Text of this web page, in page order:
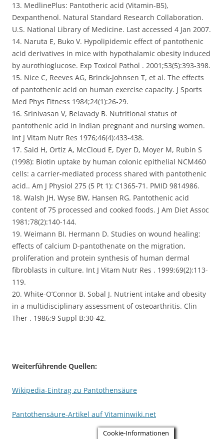
13. MedlinePlus: Pantotheric acid (Vitamin-B5),
Dexpanthenol. Natural Standard Research Collaboration.
U.S. National Library of Medicine. Last accessed 4 Jan 2007.
14. Naruta E, Buko V. Hypolipidemic effect of pantothenic
acid derivatives in mice with hypothalamic obesity induced
by aurothioglucose. Exp Toxicol Pathol . 2001;53(5):393-398.
15. Nice C, Reeves AG, Brinck-Johnsen T, et al. The effects
of pantothenic acid on human exercise capacity. J Sports
Med Phys Fitness 1984;24(1):26-29.
16. Srinivasan V, Belavady B. Nutritional status of
pantothenic acid in Indian pregnant and nursing women.
Int J Vitam Nutr Res 1976;46(4):433-438.
17. Said H, Ortiz A, McCloud E, Dyer D, Moyer M, Rubin S
(1998): Biotin uptake by human colonic epithelial NCM460
cells: a carrier-mediated process shared with pantothenic
acid.. Am J Physiol 275 (5 Pt 1): C1365-71. PMID 9814986.
18. Walsh JH, Wyse BW, Hansen RG. Pantothenic acid
content of 75 processed and cooked foods. J Am Diet Assoc
1981;78(2):140-144.
19. Weimann BI, Hermann D. Studies on wound healing:
effects of calcium D-pantothenate on the migration,
proliferation and protein synthesis of human dermal
fibroblasts in culture. Int J Vitam Nutr Res . 1999;69(2):113-
119.
20. White-O’Connor B, Sobal J. Nutrient intake and obesity
in a multidisciplinary assessment of osteoarthritis. Clin
Ther . 1986;9 Suppl B:30-42.
Weiterführende Quellen:
Wikipedia-Eintrag zu Pantothensäure
Pantothensäure-Artikel auf Vitaminwiki.net
Cookie-Informationen